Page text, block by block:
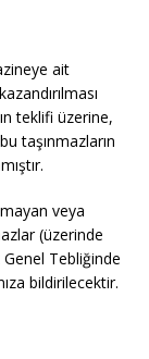
ait
teklifi üzerine,
taşınmazların
veya
(üzerinde
Tebliğinde
bildirilecektir.